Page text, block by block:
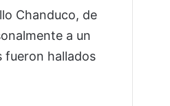
Chanduco, de
a un
fueron hallados